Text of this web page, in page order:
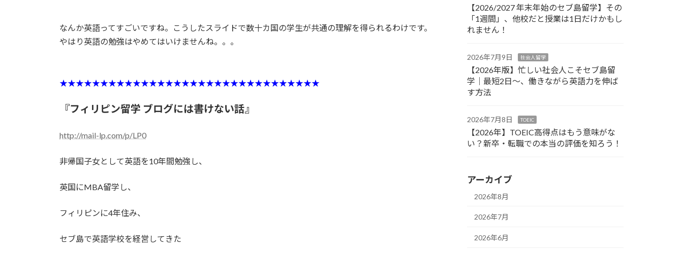
なんか英語ってすごいですね。こうしたスライドで数十カ国の学生が共通の理解を得られるわけです。
やはり英語の勉強はやめてはいけませんね。。。
★★★★★★★★★★★★★★★★★★★★★★★★★★★★★★★★
『フィリピン留学 ブログには書けない話』
http://mail-lp.com/p/LP0
非帰国子女として英語を10年間勉強し、
英国にMBA留学し、
フィリピンに4年住み、
セブ島で英語学校を経営してきた
【2026/2027 年末年始のセブ島留学】その
「1週間」、他校だと授業は1日だけかもし
れません！
2026年7月9日 社会人留学
【2026年版】忙しい社会人こそセブ島留
学｜最短2日〜、働きながら英語力を伸ば
す方法
2026年7月8日 TOEIC
【2026年】TOEIC高得点はもう意味がな
い？新卒・転職での本当の評価を知ろう！
アーカイブ
2026年8月
2026年7月
2026年6月